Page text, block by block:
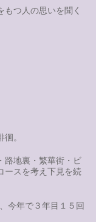
つ人の思いを聞く
。
路地裏・繁華街・ビ
ースを考え下見を続
今年で３年目１５回